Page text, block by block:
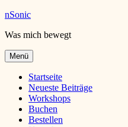
nSonic
Was mich bewegt
Menü
Startseite
Neueste Beiträge
Workshops
Buchen
Bestellen